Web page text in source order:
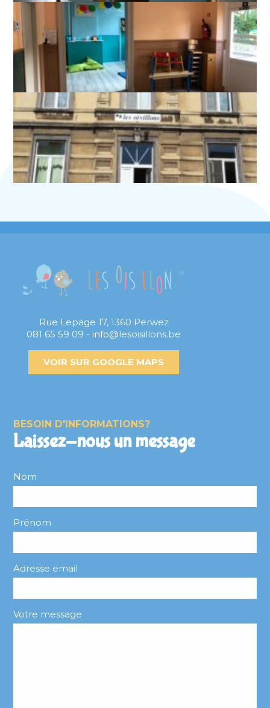
Rue Lepage 17, 1360 Perwez
081 65 59 09 - info@lesoisillons.be
VOIR SUR GOOGLE MAPS
BESOIN D'INFORMATIONS?
Laissez-nous un message
Nom
Prénom
Adresse email
Votre message